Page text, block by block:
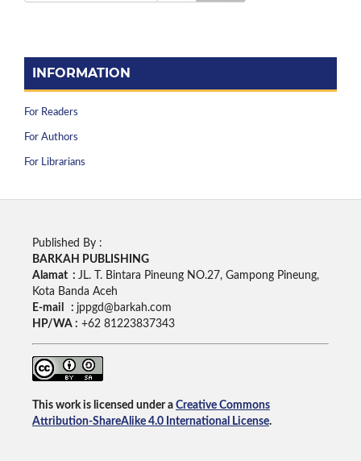
INFORMATION
For Readers
For Authors
For Librarians
Published By :
BARKAH PUBLISHING
Alamat : JL. T. Bintara Pineung NO.27, Gampong Pineung,
Kota Banda Aceh
E-mail : jppgd@barkah.com
HP/WA : +62 81223837343
This work is licensed under a Creative Commons
Attribution-ShareAlike 4.0 International License.